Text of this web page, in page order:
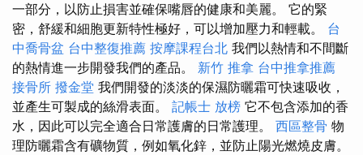
一部分，以防止損害並確保嘴唇的健康和美麗。 它的緊
密，舒緩和細胞更新特性極好，可以增加壓力和輕載。 台
中喬骨盆 台中整復推薦 按摩課程台北 我們以熱情和不間斷
的熱情進一步開發我們的產品。 新竹 推拿 台中推拿推薦
接骨所 撥金堂 我們開發的淡淡的保濕防曬霜可快速吸收，
並產生可製成的絲滑表面。 記帳士 放榜 它不包含添加的香
水，因此可以完全適合日常護膚的日常護理。 西區整骨 物
理防曬霜含有礦物質，例如氧化鋅，並防止陽光燃燒皮膚。